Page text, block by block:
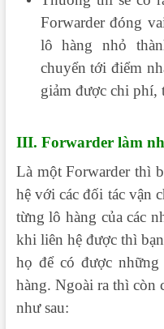
Forwarder đóng
lô hàng nhỏ
chuyển tới điểm
giảm được chi phí,
III. Forwarder làm
Là một Forwarder thì
hệ với các đối tác vận
từng lô hàng của các
khi liên hệ được thì
họ để có được
hàng. Ngoài ra thì còn
như sau: